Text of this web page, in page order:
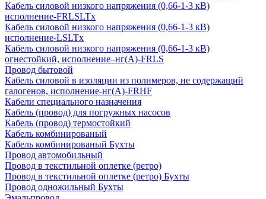
Кабель силовой низкого напряжения (0,66-1-3 кВ)
исполнение-FRLSLTx
Кабель силовой низкого напряжения (0,66-1-3 кВ)
исполнение-LSLTx
Кабель силовой низкого напряжения (0,66-1-3 кВ)
огнестойкий, исполнение–нг(А)-FRLS
Провод бытовой
Кабель силовой в изоляции из полимеров, не содержащий
галогенов, исполнение-нг(А)-FRHF
Кабели специального назначения
Кабель (провод) для погружных насосов
Кабель (провод) термостойкий
Кабель комбинированый
Кабель комбинированый Бухты
Провод автомобильный
Провод в текстильной оплетке (ретро)
Провод в текстильной оплетке (ретро) Бухты
Провод одножильный Бухты